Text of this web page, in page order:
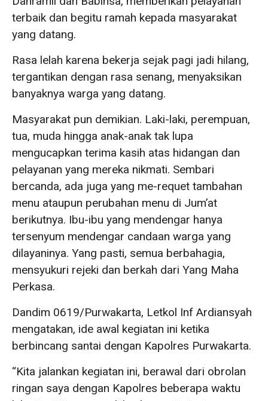
terbaik dan begitu ramah kepada masyarakat
yang datang.
Rasa lelah karena bekerja sejak pagi jadi hilang,
tergantikan dengan rasa senang, menyaksikan
banyaknya warga yang datang.
Masyarakat pun demikian. Laki-laki, perempuan,
tua, muda hingga anak-anak tak lupa
mengucapkan terima kasih atas hidangan dan
pelayanan yang mereka nikmati. Sembari
bercanda, ada juga yang me-requet tambahan
menu ataupun perubahan menu di Jum’at
berikutnya. Ibu-ibu yang mendengar hanya
tersenyum mendengar candaan warga yang
dilayaninya. Yang pasti, semua berbahagia,
mensyukuri rejeki dan berkah dari Yang Maha
Perkasa.
Dandim 0619/Purwakarta, Letkol Inf Ardiansyah
mengatakan, ide awal kegiatan ini ketika
berbincang santai dengan Kapolres Purwakarta.
“Kita jalankan kegiatan ini, berawal dari obrolan
ringan saya dengan Kapolres beberapa waktu